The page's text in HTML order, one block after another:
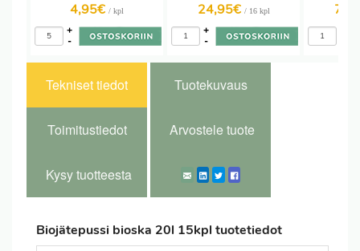
4,95€ / kpl
-
+
24,95€ / 16 kpl
-
+
Tekniset tiedot Tuotekuvaus
Toimitustiedot Arvostele tuote
Kysy tuotteesta
Biojätepussi bioska 20l 15kpl tuotetiedot